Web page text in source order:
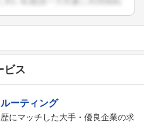
ビス
ーティング
にマッチした大手・優良企業の求